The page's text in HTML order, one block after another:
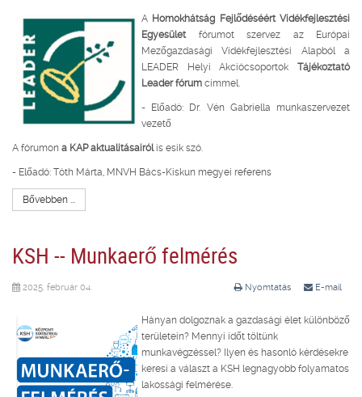
A Homokhátság Fejlődéséért Vidékfejlesztési
Egyesületfórumot szervez az Európai
Mezőgazdasági Vidékfejlesztési Alapból a
LEADER Helyi Akciócsoportok Tájékoztató
Leader fórum címmel.
- Előadó: Dr. Vén Gabriella munkaszervezet
vezető
A fórumon a KAP aktualitásairólis esik szó.
- Előadó: Tóth Márta, MNVH Bács-Kiskun megyei referens
Bővebben ...
KSH -- Munkaerő felmérés
Nyomtatás E-mail
2025. február 04.
Hányan dolgoznak a gazdasági élet különböző
területein? Mennyi időt töltünk
munkavégzéssel? Ilyen és hasonló kérdésekre
keresi a választ a KSH legnagyobb folyamatos
lakossági felmérése.